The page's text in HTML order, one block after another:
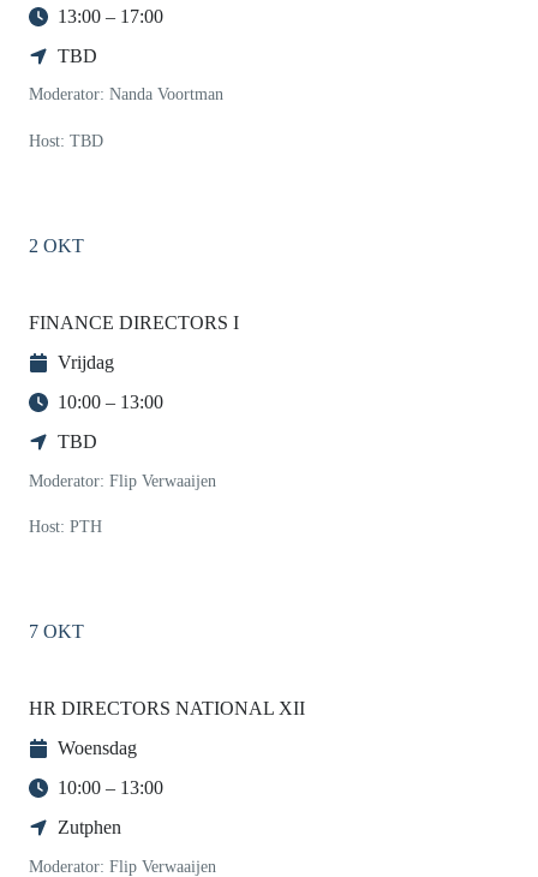
13:00 – 17:00
TBD
Moderator: Nanda Voortman
Host: TBD
2 OKT
FINANCE DIRECTORS I
Vrijdag
10:00 – 13:00
TBD
Moderator: Flip Verwaaijen
Host: PTH
7 OKT
HR DIRECTORS NATIONAL XII
Woensdag
10:00 – 13:00
Zutphen
Moderator: Flip Verwaaijen